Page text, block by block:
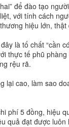
để đào tạo
với tính cách
hiệu lớn, thật
là tố chất “cần
thực tế phũ
rệu rã.
lại cao, làm sao
phí 5 đồng, hiệu
quả đạt được